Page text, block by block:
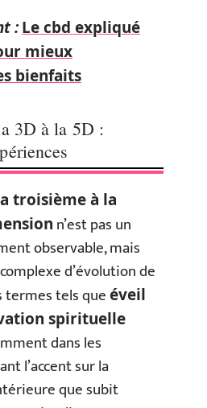
:Le cbd expliqué
mieux
bienfaits
3D à la 5D :
troisième à la
n’est pas un
observable, mais
d’évolution de
termes tels queéveil
spirituelle
dans les
l’accent sur la
que subit